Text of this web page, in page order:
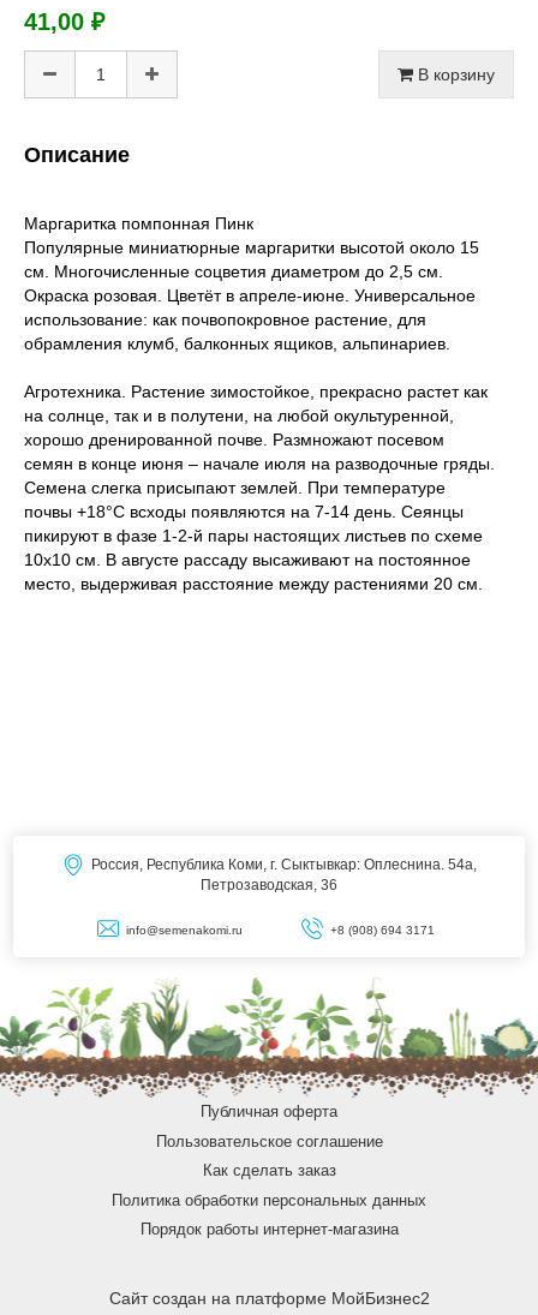
41,00 ₽
В корзину
Описание
Маргаритка помпонная Пинк
Популярные миниатюрные маргаритки высотой около 15
см. Многочисленные соцветия диаметром до 2,5 см.
Окраска розовая. Цветёт в апреле-июне. Универсальное
использование: как почвопокровное растение, для
обрамления клумб, балконных ящиков, альпинариев.
Агротехника. Растение зимостойкое, прекрасно растет как
на солнце, так и в полутени, на любой окультуренной,
хорошо дренированной почве. Размножают посевом
семян в конце июня – начале июля на разводочные гряды.
Семена слегка присыпают землей. При температуре
почвы +18°C всходы появляются на 7-14 день. Сеянцы
пикируют в фазе 1-2-й пары настоящих листьев по схеме
10х10 см. В августе рассаду высаживают на постоянное
место, выдерживая расстояние между растениями 20 см.
Россия, Республика Коми, г. Сыктывкар: Оплеснина. 54а,
Петрозаводская, 36
info@semenakomi.ru +8 (908) 694 3171
Публичная оферта
Пользовательское соглашение
Как сделать заказ
Политика обработки персональных данных
Порядок работы интернет-магазина
Сайт создан на платформе МойБизнес2